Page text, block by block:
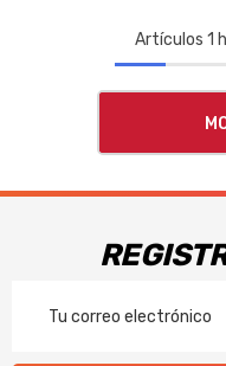
Artículos 1
Electrónico